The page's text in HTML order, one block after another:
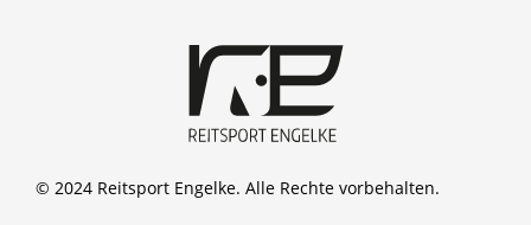
© 2024 Reitsport Engelke. Alle Rechte vorbehalten.